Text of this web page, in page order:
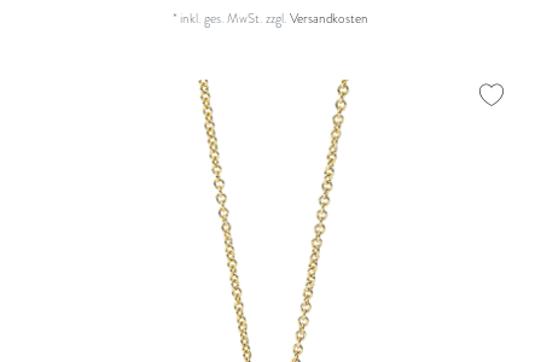
* inkl. ges. MwSt.zzgl.Versandkosten